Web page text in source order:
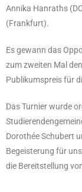
Annika Hanraths
(Frankfurt).
Es gewann das
zum zweiten Mal
Publikumspreis für
Das Turnier wurde
Dorothée Schubert
Begeisterung für
die Bereitstellung